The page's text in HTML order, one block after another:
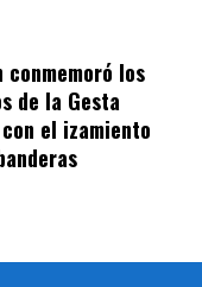
conmemoró los
de la Gesta
el izamiento